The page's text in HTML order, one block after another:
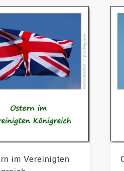
im Vereinigten